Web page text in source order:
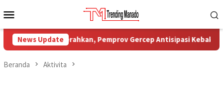
ke
Mobile
News Update
Dikerahkan, Pemprov Gercep Antisipasi Kebakaran Hutan
Beranda Aktivita